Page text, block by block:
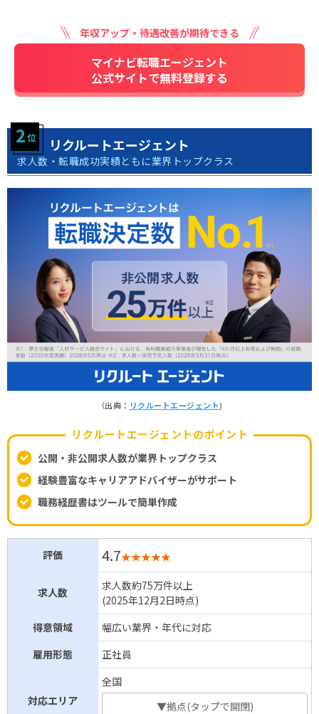
年収アップ・待遇改善が期待できる
マイナビ転職エージェント
公式サイトで無料登録する
リクルートエージェント
求人数・転職成功実績ともに業界トップクラス
（出典： リクルートエージェント)
リクルートエージェントのポイント
公開・非公開求人数が業界トップクラス
経験豊富なキャリアアドバイザーがサポート
職務経歴書はツールで簡単作成
評価 4.7★★★★★
求人数
求人数約75万件以上
(2025年12月2日時点)
得意領域
幅広い業界・年代に対応
雇用形態
正社員
対応エリア
全国
▼拠点(タップで開閉)